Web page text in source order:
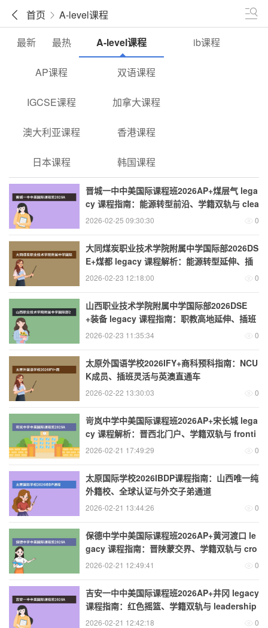
首页
A-level课程
最新
最热 A-level课程 ib课程
AP课程 双语课程
IGCSE课程 加拿大课程
澳大利亚课程 香港课程
日本课程 韩国课程
晋城一中中美国际课程班2026AP+煤层气 lega
cy 课程指南：能源转型前沿、学籍双轨与 clea
n energy
2026-02-25 09:30:30 0
大同煤炭职业技术学院附属中学国际部2026DS
E+煤都 legacy 课程解析：能源转型延伸、插
班便利与 traditional industry renewal
2026-02-23 12:18:00 0
山西职业技术学院附属中学国际部2026DSE
+装备 legacy 课程指南：职教高地延伸、插班
便利与港校 engineering management
2026-02-23 11:35:34 0
太原外国语学校2026IFY+商科预科指南：NCU
K成员、插班灵活与英澳直通车
2026-02-22 13:30:03 0
岢岚中学中美国际课程班2026AP+宋长城 lega
cy 课程解析：晋西北门户、学籍双轨与 fronti
er heritage
2026-02-21 17:49:29 0
太原国际学校2026IBDP课程指南：山西唯一纯
外籍校、全球认证与外交子弟通道
2026-02-21 13:44:26 0
保德中学中美国际课程班2026AP+黄河渡口 le
gacy 课程指南：晋陕蒙交界、学籍双轨与 cro
ss-regional logistics
2026-02-21 12:49:41 0
吉安一中中美国际课程班2026AP+井冈 legacy
课程指南：红色摇篮、学籍双轨与 leadership
fusion
2026-02-21 12:42:18 0